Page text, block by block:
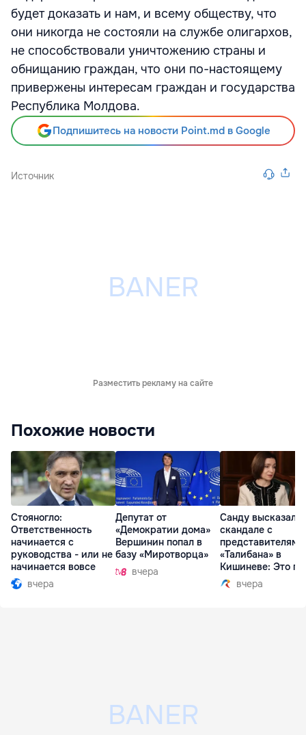
будет доказать и нам, и всему обществу, что
они никогда не состояли на службе олигархов,
не способствовали уничтожению страны и
обнищанию граждан, что они по-настоящему
привержены интересам граждан и государства
Республика Молдова.
Подпишитесь на новости Point.md в Google
Источник
Разместить рекламу на сайте
Похожие новости
Стояногло:
Ответственность
начинается с
руководства - или не
начинается вовсе
вчера
Депутат от
«Демократии дома»
Вершинин попал в
базу «Миротворца»
вчера
Санду
скандале с
представителями
«Талибана» в
Кишиневе: Это
вчера